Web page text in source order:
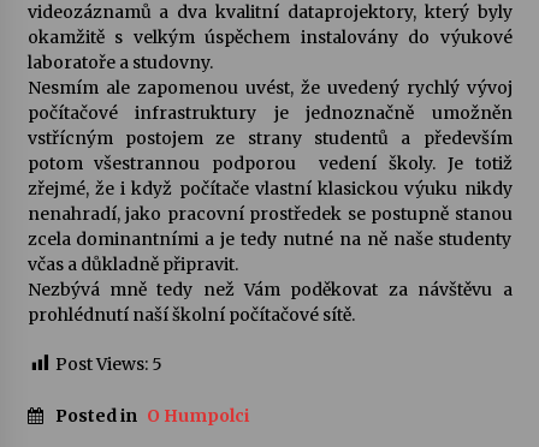
videozáznamů a dva kvalitní dataprojektory, který byly
okamžitě s velkým úspěchem instalovány do výukové
laboratoře a studovny.
Nesmím ale zapomenou uvést, že uvedený rychlý vývoj
počítačové infrastruktury je jednoznačně umožněn
vstřícným postojem ze strany studentů a především
potom všestrannou podporou vedení školy. Je totiž
zřejmé, že i když počítače vlastní klasickou výuku nikdy
nenahradí, jako pracovní prostředek se postupně stanou
zcela dominantními a je tedy nutné na ně naše studenty
včas a důkladně připravit.
Nezbývá mně tedy než Vám poděkovat za návštěvu a
prohlédnutí naší školní počítačové sítě.
Post Views: 5
Posted in O Humpolci